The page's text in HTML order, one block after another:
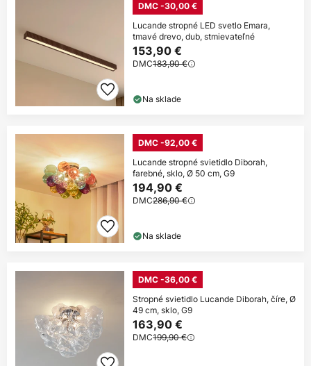
DMC -30,00 €
Lucande stropné LED svetlo Emara,
tmavé drevo, dub, stmievateľné
153,90 €
DMC183,90 €
Na sklade
DMC -92,00 €
Lucande stropné svietidlo Diborah,
farebné, sklo, Ø 50 cm, G9
194,90 €
DMC286,90 €
Na sklade
DMC -36,00 €
Stropné svietidlo Lucande Diborah, číre, Ø
49 cm, sklo, G9
163,90 €
DMC199,90 €